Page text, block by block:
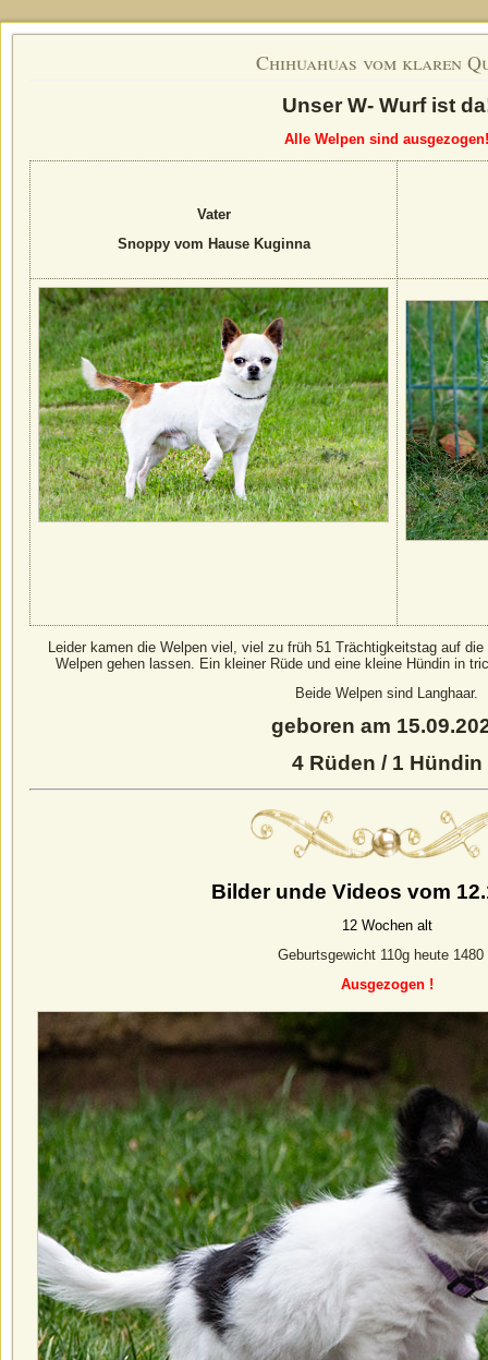
Chihuahuas vom klaren
Unser W- Wurf ist
Alle Welpen sind ausgezogen!
Vater
Snoppy vom Hause Kuginna
Leider kamen die Welpen viel, viel zu früh 51 Trächtigkeitstag auf
Welpen gehen lassen. Ein kleiner Rüde und eine kleine Hündin in
Beide Welpen sind Langhaar.
geboren am
4 Rüden / 1 Hündin
Bilder unde Videos vom
12 Wochen alt
Geburtsgewicht 110g heute 1480
Ausgezogen !